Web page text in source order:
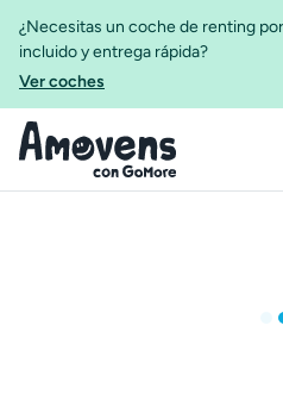
¿Necesitas un coche de renting
incluido y entrega rápida?
Ver coches